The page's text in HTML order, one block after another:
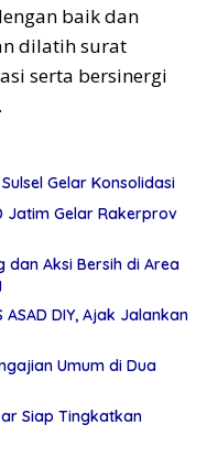
baik dan
dilatih surat
serta bersinergi
Gelar Konsolidasi
Jatim Gelar Rakerprov
dan Aksi Bersih di Area
ASAD DIY, Ajak Jalankan
Umum di Dua
Siap Tingkatkan